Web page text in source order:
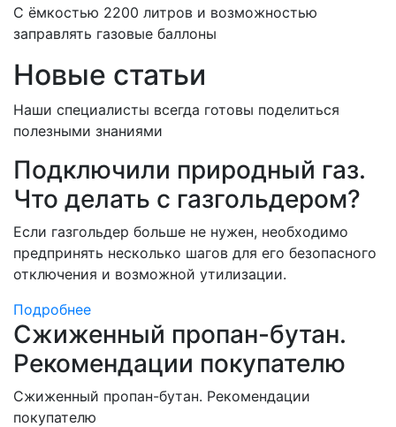
С ёмкостью 2200 литров и возможностью
заправлять газовые баллоны
Новые статьи
Наши специалисты всегда готовы поделиться
полезными знаниями
Подключили природный газ.
Что делать с газгольдером?
Если газгольдер больше не нужен, необходимо
предпринять несколько шагов для его безопасного
отключения и возможной утилизации.
Подробнее
Сжиженный пропан-бутан.
Рекомендации покупателю
Сжиженный пропан-бутан. Рекомендации
покупателю